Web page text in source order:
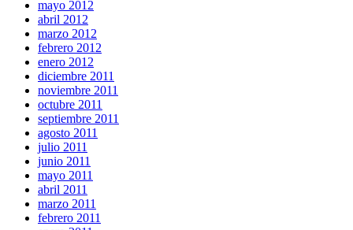
mayo 2012
abril 2012
marzo 2012
febrero 2012
enero 2012
diciembre 2011
noviembre 2011
octubre 2011
septiembre 2011
agosto 2011
julio 2011
junio 2011
mayo 2011
abril 2011
marzo 2011
febrero 2011